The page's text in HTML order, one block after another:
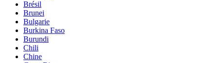
Brésil
Brunei
Bulgarie
Burkina Faso
Burundi
Chili
Chine